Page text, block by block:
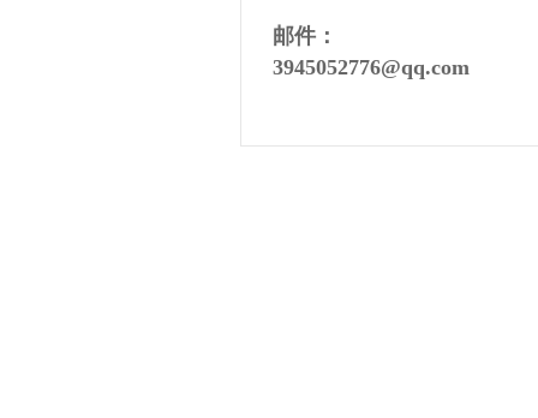
邮件：
3945052776@qq.com